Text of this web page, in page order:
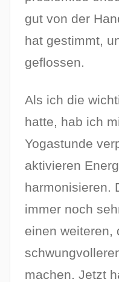
gut von der
hat gestimmt,
geflossen.
Als ich die
hatte, hab ich
Yogastunde
aktivieren
harmonisieren.
immer noch
einen weiteren,
machen. Jetzt